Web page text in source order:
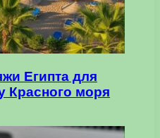
Египта для
Красного моря